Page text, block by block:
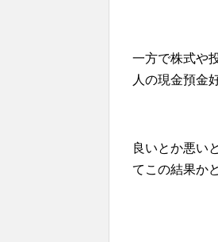
一方で株式や
人の現金預金
良いとか悪い
てこの結果か